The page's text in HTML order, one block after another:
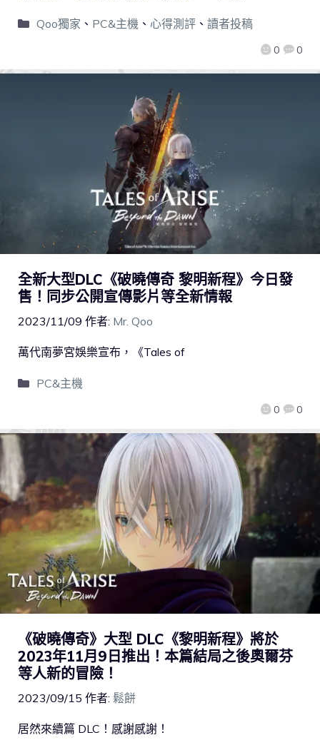
0 0
Qoo獨家 、 PC&主機 、 心得測評、 讀者投稿
全新大型DLC《破曉傳奇 黎明新程》今日發
售！同步公開宣傳影片等全新情報
2023/11/09 作者: Mr. Qoo
0 0
萬代南夢宮娛樂宣布，《Tales of
PC&主機
《破曉傳奇》大型 DLC《黎明新程》將於
2023年11月9日推出！本篇結局之後奧爾芬
等人新的冒險！
2023/09/15 作者: 鬆餅
居然來續篇 DLC！感謝感謝！